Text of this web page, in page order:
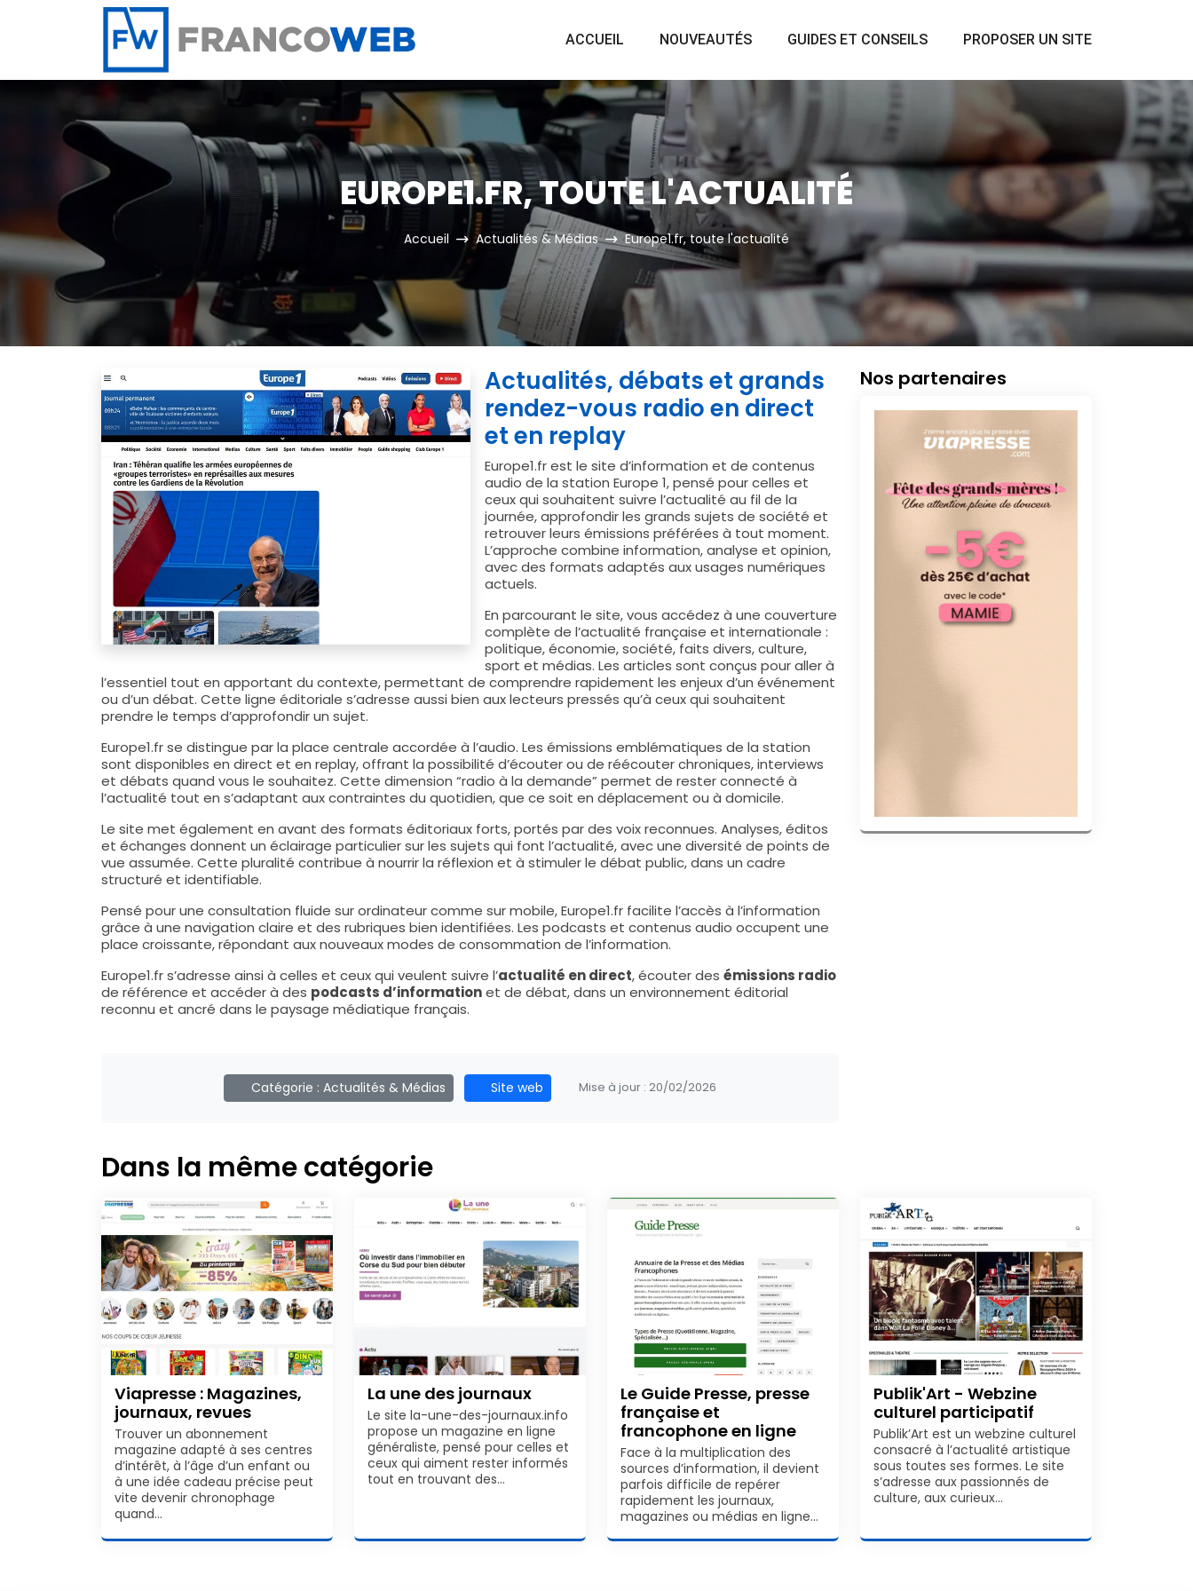
Panneau de gestion des cookies
ACCUEIL NOUVEAUTÉS GUIDES ET CONSEILS PROPOSER UN SITE
EUROPE1.FR, TOUTE L'ACTUALITÉ
Accueil Actualités & Médias Europe1.fr, toute l'actualité
Actualités, débats et grands
rendez-vous radio en direct
et en replay
Europe1.fr est le site d’information et de contenus
audio de la station Europe 1, pensé pour celles et
ceux qui souhaitent suivre l’actualité au fil de la
journée, approfondir les grands sujets de société et
retrouver leurs émissions préférées à tout moment.
L’approche combine information, analyse et opinion,
avec des formats adaptés aux usages numériques
actuels.
En parcourant le site, vous accédez à une couverture
complète de l’actualité française et internationale :
politique, économie, société, faits divers, culture,
sport et médias. Les articles sont conçus pour aller à
l’essentiel tout en apportant du contexte, permettant de comprendre rapidement les enjeux d’un événement
ou d’un débat. Cette ligne éditoriale s’adresse aussi bien aux lecteurs pressés qu’à ceux qui souhaitent
prendre le temps d’approfondir un sujet.
Europe1.fr se distingue par la place centrale accordée à l’audio. Les émissions emblématiques de la station
sont disponibles en direct et en replay, offrant la possibilité d’écouter ou de réécouter chroniques, interviews
et débats quand vous le souhaitez. Cette dimension “radio à la demande” permet de rester connecté à
l’actualité tout en s’adaptant aux contraintes du quotidien, que ce soit en déplacement ou à domicile.
Le site met également en avant des formats éditoriaux forts, portés par des voix reconnues. Analyses, éditos
et échanges donnent un éclairage particulier sur les sujets qui font l’actualité, avec une diversité de points de
vue assumée. Cette pluralité contribue à nourrir la réflexion et à stimuler le débat public, dans un cadre
structuré et identifiable.
Pensé pour une consultation fluide sur ordinateur comme sur mobile, Europe1.fr facilite l’accès à l’information
grâce à une navigation claire et des rubriques bien identifiées. Les podcasts et contenus audio occupent une
place croissante, répondant aux nouveaux modes de consommation de l’information.
Europe1.fr s’adresse ainsi à celles et ceux qui veulent suivre l’actualité en direct, écouter des émissions radio
de référence et accéder à des podcasts d’informationet de débat, dans un environnement éditorial
reconnu et ancré dans le paysage médiatique français.
Catégorie : Actualités & Médias Site web Mise à jour : 20/02/2026
Nos partenaires
Dans la même catégorie
Viapresse : Magazines,
journaux, revues
Trouver un abonnement
magazine adapté à ses centres
d’intérêt, à l’âge d’un enfant ou
à une idée cadeau précise peut
vite devenir chronophage
quand…
La une des journaux
Le site la-une-des-journaux.info
propose un magazine en ligne
généraliste, pensé pour celles et
ceux qui aiment rester informés
tout en trouvant des…
Le Guide Presse, presse
française et
francophone en ligne
Face à la multiplication des
sources d’information, il devient
parfois difficile de repérer
rapidement les journaux,
magazines ou médias en ligne…
Publik'Art - Webzine
culturel participatif
Publik’Art est un webzine culturel
consacré à l’actualité artistique
sous toutes ses formes. Le site
s’adresse aux passionnés de
culture, aux curieux…